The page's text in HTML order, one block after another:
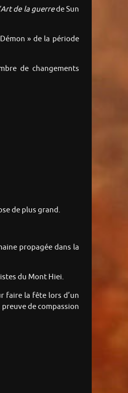
de la guerrede Sun
» de la période
de changements
de plus grand.
propagée dans la
du Mont Hiei.
faire la fête lors d’un
de compassion